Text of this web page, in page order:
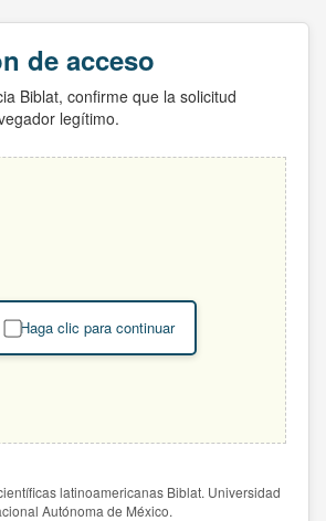
de acceso
Biblat, confirme que la solicitud
legítimo.
Haga clic para continuar
latinoamericanas Biblat. Universidad
Autónoma de México.